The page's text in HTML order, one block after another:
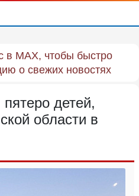
в MAX, чтобы быстро
о свежих новостях
детей,
области в